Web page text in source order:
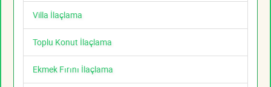
Villa İlaçlama
Toplu Konut İlaçlama
Ekmek Fırını İlaçlama